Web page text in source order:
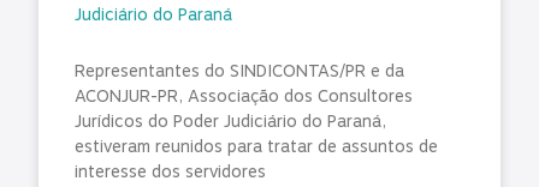
Judiciário do Paraná
Representantes do SINDICONTAS/PR e da
ACONJUR-PR, Associação dos Consultores
Jurídicos do Poder Judiciário do Paraná,
estiveram reunidos para tratar de assuntos de
interesse dos servidores